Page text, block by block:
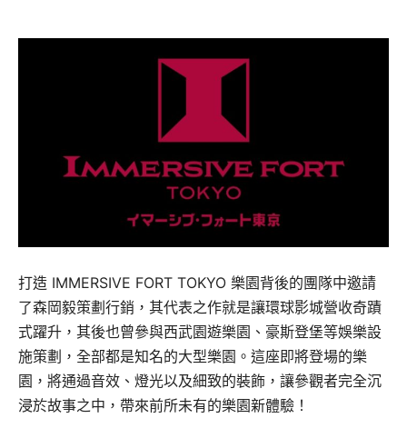
打造 IMMERSIVE FORT TOKYO 樂園背後的團隊中邀請
了森岡毅策劃行銷，其代表之作就是讓環球影城營收奇蹟
式躍升，其後也曾參與西武園遊樂園、豪斯登堡等娛樂設
施策劃，全部都是知名的大型樂園。這座即將登場的樂
園，將通過音效、燈光以及細致的裝飾，讓參觀者完全沉
浸於故事之中，帶來前所未有的樂園新體驗！